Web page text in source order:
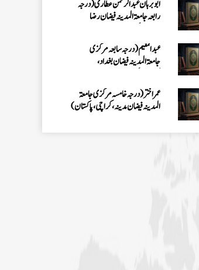
عمر اختر (درجہ خامسہ مرکزی جامعۃ
المدینہ فیضان مدینہ ،کراچی،پاکستان)
محمد وقاص (مرکزی جامعۃ المدینہ
فیضان مدینہ،کراچی ،پاکستان)
محمد سعد عمران (درجہ عالیہ مرکزی جامعۃ
المدینہ فیضانِ مدینہ ،کراچی ،پاکستان)